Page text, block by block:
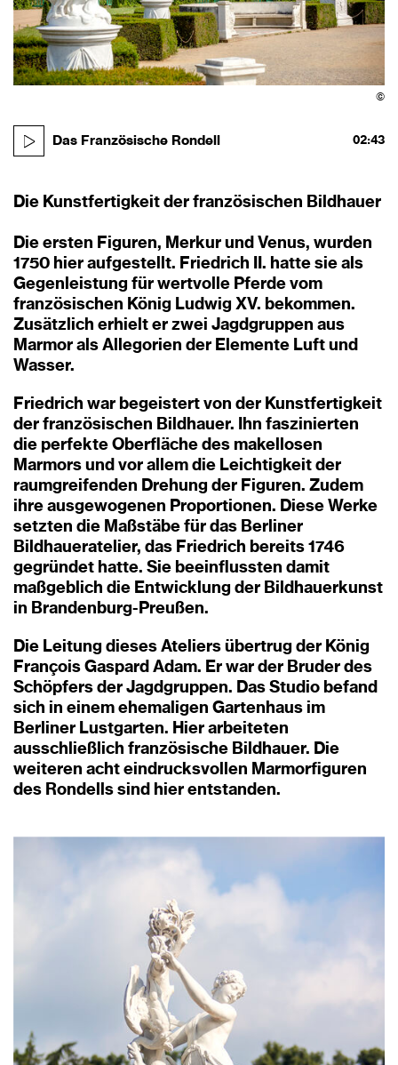
©
Das Französische Rondell 02:43
Die Kunstfertigkeit der französischen Bildhauer
Die ersten Figuren, Merkur und Venus, wurden
1750 hier aufgestellt. Friedrich II. hatte sie als
Gegenleistung für wertvolle Pferde vom
französischen König Ludwig XV. bekommen.
Zusätzlich erhielt er zwei Jagdgruppen aus
Marmor als Allegorien der Elemente Luft und
Wasser.
Friedrich war begeistert von der Kunstfertigkeit
der französischen Bildhauer. Ihn faszinierten
die perfekte Oberfläche des makellosen
Marmors und vor allem die Leichtigkeit der
raumgreifenden Drehung der Figuren. Zudem
ihre ausgewogenen Proportionen. Diese Werke
setzten die Maßstäbe für das Berliner
Bildhaueratelier, das Friedrich bereits 1746
gegründet hatte. Sie beeinflussten damit
maßgeblich die Entwicklung der Bildhauerkunst
in Brandenburg-Preußen.
Die Leitung dieses Ateliers übertrug der König
François Gaspard Adam. Er war der Bruder des
Schöpfers der Jagdgruppen. Das Studio befand
sich in einem ehemaligen Gartenhaus im
Berliner Lustgarten. Hier arbeiteten
ausschließlich französische Bildhauer. Die
weiteren acht eindrucksvollen Marmorfiguren
des Rondells sind hier entstanden.